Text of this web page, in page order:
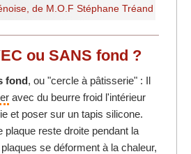
ou SANS fond ?
fond, ou "cercle à pâtisserie" : Il
avec du beurre froid l'intérieur
et poser sur un tapis silicone.
plaque reste droite pendant la
se déforment à la chaleur,